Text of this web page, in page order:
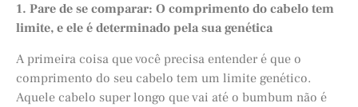
1. Pare de se comparar: O comprimento do cabelo tem
limite, e ele é determinado pela sua genética
A primeira coisa que você precisa entender é que o
comprimento do seu cabelo tem um limite genético.
Aquele cabelo super longo que vai até o bumbum não é